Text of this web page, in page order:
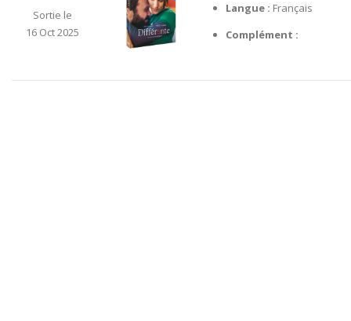
Sortie le
16 Oct 2025
Langue : Français
Complément :